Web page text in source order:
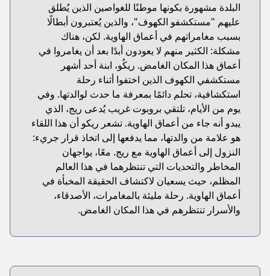
البلدة مشهورة بكونها موطنًا للغواصين الذين يُطلق
عليهم "مستكشفو الكهوف"، والذين يُعتبرون أبطالًا
بسبب مغامراتهم في أعماق الهاوية. لكن، هناك
مشكلة: الكثير منهم لا يعودون أبدًا بعد أن يغامروا في
أعماق هذا المكان الغامض. ريكُو، ابنة أحد أشهر
مستكشفي الكهوف الذين اختفوا أثناء رحلة
استكشافية، تحلم دائمًا بمعرفة ما حدث لوالدتها. وفي
يوم من الأيام، تلتقي بروبوت غريب يُدعى ريج، الذي
يبدو أنه جاء من أعماق الهاوية. تشعر ريكو أن هذا اللقاء
هو علامة من والدتها، مما يدفعها إلى اتخاذ قرار جريء:
النزول إلى أعماق الهاوية مع ريج. معًا، يواجهان
المخاطر والتحديات التي تنتظرهما في هذا العالم
المظلم، حيث يسعيان لاكتشاف الحقيقة المخبأة في
أعماق الهاوية. رحلة مليئة بالمغامرات، الأصدقاء،
والأسرار تنتظرهم في هذا المكان الغامض.